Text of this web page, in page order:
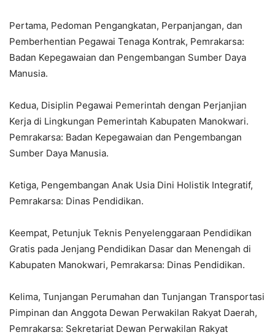
Pertama, Pedoman Pengangkatan, Perpanjangan, dan
Pemberhentian Pegawai Tenaga Kontrak, Pemrakarsa:
Badan Kepegawaian dan Pengembangan Sumber Daya
Manusia.
Kedua, Disiplin Pegawai Pemerintah dengan Perjanjian
Kerja di Lingkungan Pemerintah Kabupaten Manokwari.
Pemrakarsa: Badan Kepegawaian dan Pengembangan
Sumber Daya Manusia.
Ketiga, Pengembangan Anak Usia Dini Holistik Integratif,
Pemrakarsa: Dinas Pendidikan.
Keempat, Petunjuk Teknis Penyelenggaraan Pendidikan
Gratis pada Jenjang Pendidikan Dasar dan Menengah di
Kabupaten Manokwari, Pemrakarsa: Dinas Pendidikan.
Kelima, Tunjangan Perumahan dan Tunjangan Transportasi
Pimpinan dan Anggota Dewan Perwakilan Rakyat Daerah,
Pemrakarsa: Sekretariat Dewan Perwakilan Rakyat